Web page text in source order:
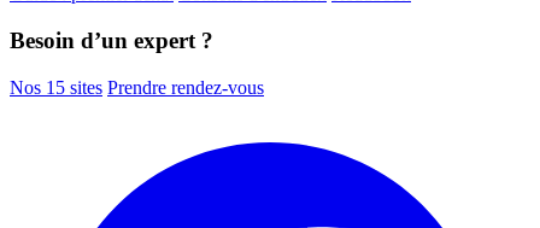
Besoin d’un expert ?
Nos 15 sites Prendre rendez-vous